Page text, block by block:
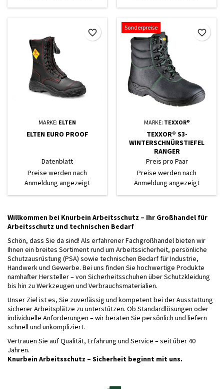
MARKE: ELTEN
ELTEN EURO PROOF
Datenblatt
Preise werden nach
Anmeldung angezeigt
favorite_border
Sonderpreise
MARKE: TEXXOR®
TEXXOR® S3-
WINTERSCHNÜRSTIEFEL
RANGER
Preis pro Paar
Preise werden nach
Anmeldung angezeigt
favorite_border
Willkommen bei Knurbein Arbeitsschutz – Ihr Großhandel für
Arbeitsschutz und technischen Bedarf
Schön, dass Sie da sind! Als erfahrener Fachgroßhandel bieten wir
Ihnen ein breites Sortiment rund um Arbeitssicherheit, persönliche
Schutzausrüstung (PSA) sowie technischen Bedarf für Industrie,
Handwerk und Gewerbe. Bei uns finden Sie hochwertige Produkte
namhafter Hersteller – von Sicherheitsschuhen über Schutzkleidung
bis hin zu Werkzeugen und Verbrauchsmaterialien.
Unser Ziel ist es, Sie zuverlässig und kompetent bei der Ausstattung
sicherer Arbeitsplätze zu unterstützen. Ob Standardlösungen oder
individuelle Anforderungen – wir beraten Sie persönlich und liefern
schnell und unkompliziert.
Vertrauen Sie auf Qualität, Erfahrung und Service – seit über 40
Jahren.
Knurbein Arbeitsschutz – Sicherheit beginnt mit uns.